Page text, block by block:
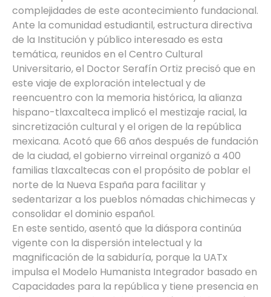
complejidades de este acontecimiento fundacional.
Ante la comunidad estudiantil, estructura directiva
de la Institución y público interesado es esta
temática, reunidos en el Centro Cultural
Universitario, el Doctor Serafín Ortiz precisó que en
este viaje de exploración intelectual y de
reencuentro con la memoria histórica, la alianza
hispano-tlaxcalteca implicó el mestizaje racial, la
sincretización cultural y el origen de la república
mexicana. Acotó que 66 años después de fundación
de la ciudad, el gobierno virreinal organizó a 400
familias tlaxcaltecas con el propósito de poblar el
norte de la Nueva España para facilitar y
sedentarizar a los pueblos nómadas chichimecas y
consolidar el dominio español.
En este sentido, asentó que la diáspora continúa
vigente con la dispersión intelectual y la
magnificación de la sabiduría, porque la UATx
impulsa el Modelo Humanista Integrador basado en
Capacidades para la república y tiene presencia en